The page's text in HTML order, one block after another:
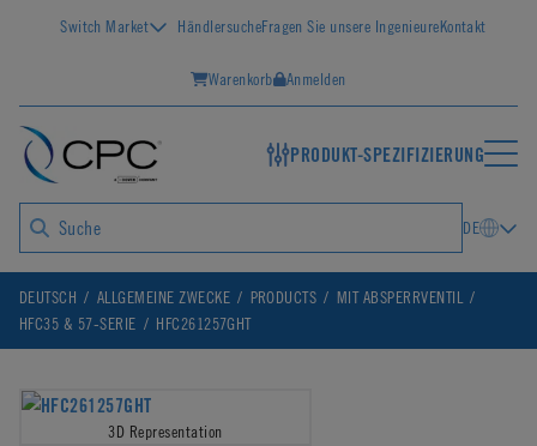
Switch Market HändlersucheFragen Sie unsere IngenieureKontakt
Warenkorb Anmelden
PRODUKT-SPEZIFIZIERUNG
DE
DEUTSCH ALLGEMEINE ZWECKE PRODUCTS
MIT ABSPERRVENTIL
HFC35 & 57-SERIE
HFC261257GHT
3D Representation